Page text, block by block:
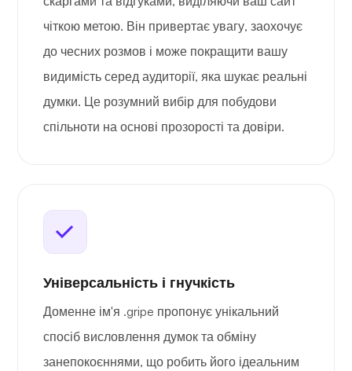
чіткою метою. Він привертає увагу, заохочує
до чесних розмов і може покращити вашу
видимість серед аудиторії, яка шукає реальні
думки. Це розумний вибір для побудови
спільноти на основі прозорості та довіри.
Універсальність і гнучкість
Доменне ім'я .gripe пропонує унікальний
спосіб висловлення думок та обміну
занепокоєннями, що робить його ідеальним